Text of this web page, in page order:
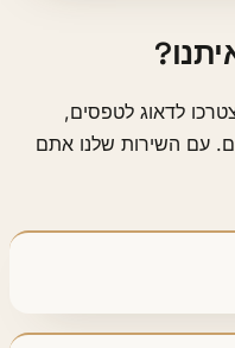
לדאוג לטפסים,
השירות שלנו אתם